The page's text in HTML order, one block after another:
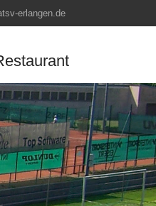
erlangen.de